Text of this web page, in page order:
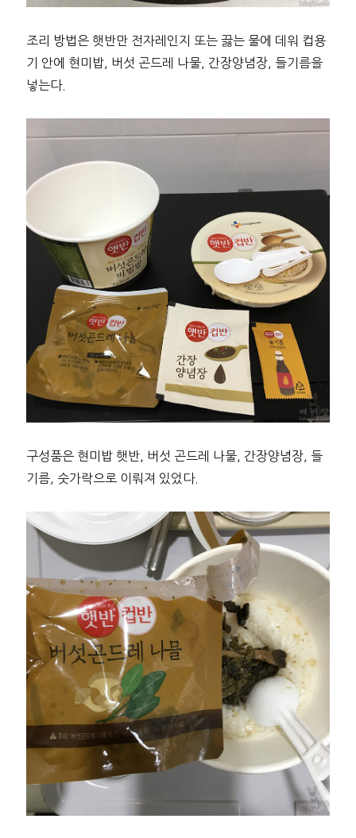
조리 방법은 햇반만 전자레인지 또는 끓는 물에 데워 컵용
기 안에 현미밥, 버섯 곤드레 나물, 간장양념장, 들기름을
넣는다.
구성품은 현미밥 햇반, 버섯 곤드레 나물, 간장양념장, 들
기름, 숫가락으로 이뤄져 있었다.